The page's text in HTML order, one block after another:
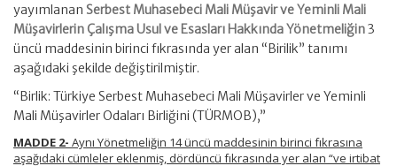
yayımlanan Serbest Muhasebeci Mali Müşavir ve Yeminli Mali
Müşavirlerin Çalışma Usul ve Esasları Hakkında Yönetmeliğin3
üncü maddesinin birinci fıkrasında yer alan “Birilik” tanımı
aşağıdaki şekilde değiştirilmiştir.
“Birlik: Türkiye Serbest Muhasebeci Mali Müşavirler ve Yeminli
Mali Müşavirler Odaları Birliğini (TÜRMOB),”
MADDE 2- Aynı Yönetmeliğin 14 üncü maddesinin birinci fıkrasına
aşağıdaki cümleler eklenmiş, dördüncü fıkrasında yer alan “ve irtibat